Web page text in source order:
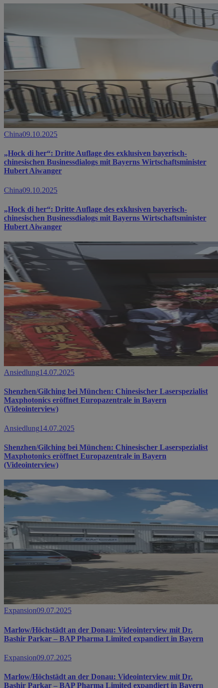
China09.10.2025
„Hock di her“: Dritte Auflage des exklusiven bayerisch-
chinesischen Businessdialogs mit Bayerns Wirtschaftsminister
Hubert Aiwanger
China09.10.2025
„Hock di her“: Dritte Auflage des exklusiven bayerisch-
chinesischen Businessdialogs mit Bayerns Wirtschaftsminister
Hubert Aiwanger
Ansiedlung14.07.2025
Shenzhen/Gilching bei München: Chinesischer Laserspezialist
Maxphotonics eröffnet Europazentrale in Bayern
(Videointerview)
Ansiedlung14.07.2025
Shenzhen/Gilching bei München: Chinesischer Laserspezialist
Maxphotonics eröffnet Europazentrale in Bayern
(Videointerview)
Expansion09.07.2025
Marlow/Höchstädt an der Donau: Videointerview mit Dr.
Bashir Parkar – BAP Pharma Limited expandiert in Bayern
Expansion09.07.2025
Marlow/Höchstädt an der Donau: Videointerview mit Dr.
Bashir Parkar – BAP Pharma Limited expandiert in Bayern